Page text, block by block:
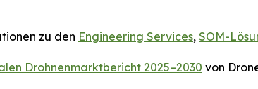
zu den Engineering Services, SOM-
Drohnenmarktbericht 2025–2030 von